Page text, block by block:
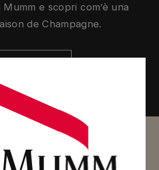
e scopri com’è una
de Champagne.